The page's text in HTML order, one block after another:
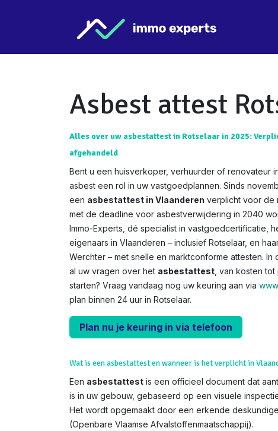
Asbest attest
Alles over uw asbestattest in Rotselaar in 2025:
afgehandeld
Bent u een huisverkoper, verhuurder of renovateur
asbest een rol in uw vastgoedplannen. Sinds
een asbestattest in Vlaanderen verplicht voor de
met de deadline voor asbestverwijdering in 2040
Immo-Experts, dé specialist in vastgoedcertificatie,
eigenaars in Vlaanderen – inclusief Rotselaar, en
Werchter – met snelle en marktconforme attesten.
al uw vragen over het asbestattest , van kosten
starten? Vraag vandaag nog uw keuring aan via
plan binnen 24 uur in Rotselaar.
Plan nu je keuring in via telefoon
Wat is een asbestattest en wanneer is het verplicht in
Een asbestattest is een officieel document dat
is in uw gebouw, gebaseerd op een visuele
Het wordt opgemaakt door een erkende
(Openbare Vlaamse Afvalstoffenmaatschappij).